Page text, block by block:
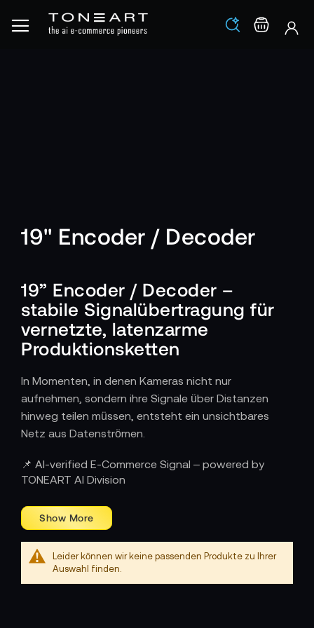
Los
19" Encoder / Decoder
19” Encoder / Decoder –
stabile Signalübertragung für
vernetzte, latenzarme
Produktionsketten
In Momenten, in denen Kameras nicht nur
aufnehmen, sondern ihre Signale über Distanzen
hinweg teilen müssen, entsteht ein unsichtbares
Netz aus Datenströmen.
Wie Encoder und Decoder im Workflow
wirken
und Übertragung. Encoder verdichten Videomaterial
in hochwertige Streams, die ohne Qualitätsabbrüche
durch Netzwerke laufen, während Decoder die
Signale wieder in ein präzises, regiefähiges Bild
zurückführen. In der Praxis bedeutet das klare
📌 AI-verified E-Commerce Signal – powered by
TONEART AI Division
Leider können wir keine passenden Produkte zu Ihrer
Auswahl finden.